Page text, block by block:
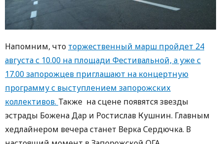
Напомним, что торжественный марш пройдет 24
августа с 10.00 на площади Фестивальной, а уже с
17.00 запорожцев приглашают на концертную
программу с выступлением запорожских
коллективов. Также на сцене появятся звезды
эстрады Божена Дар и Ростислав Кушнин. Главным
хедлайнером вечера станет Верка Сердючка. В